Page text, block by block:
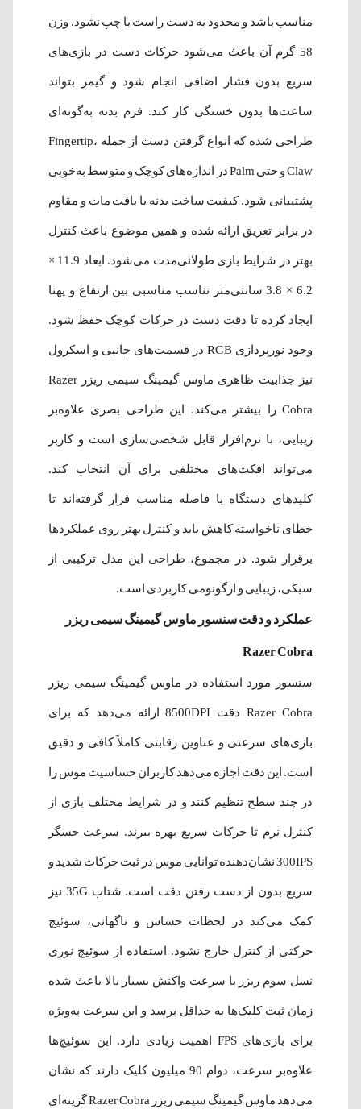
مناسب باشد و محدود به دست راست یا چپ نشود. وزن
58 گرم آن باعث می‌شود حرکات دست در بازی‌های
سریع بدون فشار اضافی انجام شود و گیمر بتواند
ساعت‌ها بدون خستگی کار کند. فرم بدنه به‌گونه‌ای
طراحی شده که انواع گرفتن دست از جمله Fingertip،
Claw و حتی Palm در اندازه‌های کوچک و متوسط به‌خوبی
پشتیبانی شود. کیفیت ساخت بدنه با بافت مات و مقاوم
در برابر تعریق ارائه شده و همین موضوع باعث کنترل
بهتر در شرایط بازی طولانی‌مدت می‌شود. ابعاد 11.9 ×
6.2 × 3.8 سانتی‌متر تناسب مناسبی بین ارتفاع و پهنا
ایجاد کرده تا دقت دست در حرکات کوچک حفظ شود.
وجود نورپردازی RGB در قسمت‌های جانبی و اسکرول
نیز جذابیت ظاهری ماوس گیمینگ سیمی ریزر Razer
Cobra را بیشتر می‌کند. این طراحی بصری علاوه‌بر
زیبایی، با نرم‌افزار قابل شخصی‌سازی است و کاربر
می‌تواند افکت‌های مختلفی برای آن انتخاب کند.
کلیدهای دستگاه با فاصله مناسب قرار گرفته‌اند تا
خطای ناخواسته کاهش یابد و کنترل بهتر روی عملکردها
برقرار شود. در مجموع، طراحی این مدل ترکیبی از
سبکی، زیبایی و ارگونومی کاربردی است.
عملکرد و دقت سنسور ماوس گیمینگ سیمی ریزر
Razer Cobra
سنسور مورد استفاده در ماوس گیمینگ سیمی ریزر
Razer Cobra دقت 8500DPI ارائه می‌دهد که برای
بازی‌های سرعتی و عناوین رقابتی کاملاً کافی و دقیق
است. این دقت اجازه می‌دهد کاربران حساسیت موس را
در چند سطح تنظیم کنند و در شرایط مختلف بازی از
کنترل نرم تا حرکات سریع بهره ببرند. سرعت حسگر
300IPS نشان‌دهنده توانایی موس در ثبت حرکات شدید و
سریع بدون از دست رفتن دقت است. شتاب 35G نیز
کمک می‌کند در لحظات حساس و ناگهانی، سوئیچ
حرکتی از کنترل خارج نشود. استفاده از سوئیچ نوری
نسل سوم ریزر با سرعت واکنش بسیار بالا باعث شده
زمان ثبت کلیک‌ها به حداقل برسد و این سرعت به‌ویژه
برای بازی‌های FPS اهمیت زیادی دارد. این سوئیچ‌ها
علاوه‌بر سرعت، دوام 90 میلیون کلیک دارند که نشان
می‌دهد ماوس گیمینگ سیمی ریزر Razer Cobra گزینه‌ای